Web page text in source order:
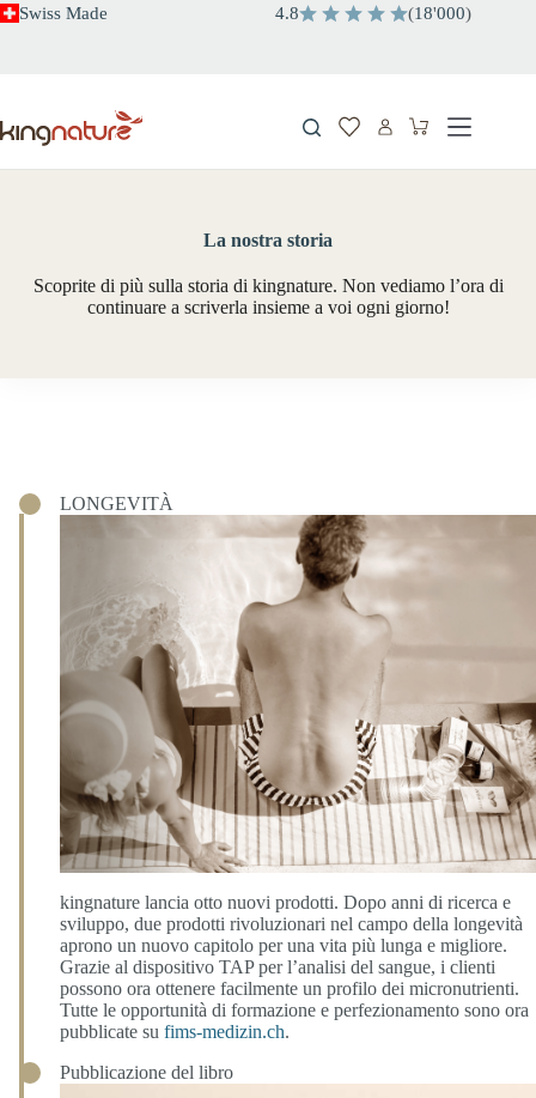
SaltaSwiss Made 4.8 (18'000)
Carrello
La nostra storia
Scoprite di più sulla storia di kingnature. Non vediamo l’ora di
continuare a scriverla insieme a voi ogni giorno!
LONGEVITÀ
kingnature lancia otto nuovi prodotti. Dopo anni di ricerca e
sviluppo, due prodotti rivoluzionari nel campo della longevità
aprono un nuovo capitolo per una vita più lunga e migliore.
Grazie al dispositivo TAP per l’analisi del sangue, i clienti
possono ora ottenere facilmente un profilo dei micronutrienti.
Tutte le opportunità di formazione e perfezionamento sono ora
pubblicate su fims-medizin.ch.
Pubblicazione del libro